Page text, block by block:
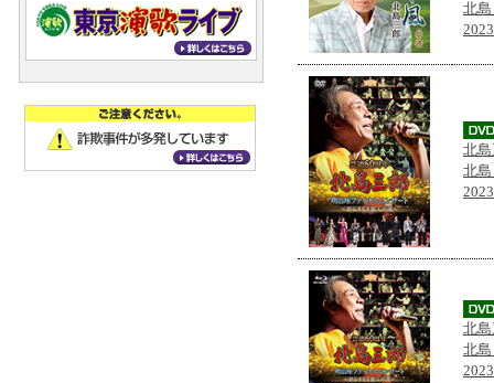
北
北
北
北
北